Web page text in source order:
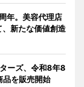
年。美容代理店
新たな価値創造
ーズ、令和8年8
品を販売開始